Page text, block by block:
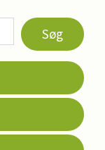
Søg